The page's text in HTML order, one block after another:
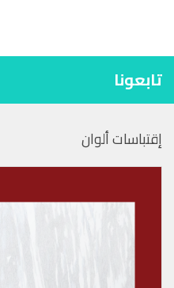
تابعونا
إقتباسات ألوان